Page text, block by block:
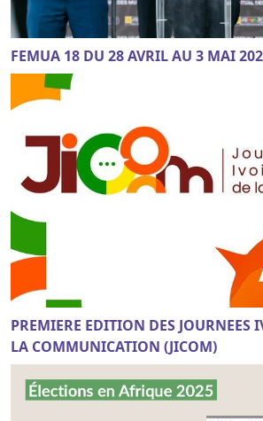
FEMUA 18 DU 28 AVRIL AU 3 MAI
PREMIERE EDITION DES JOURNEES
LA COMMUNICATION (JICOM)